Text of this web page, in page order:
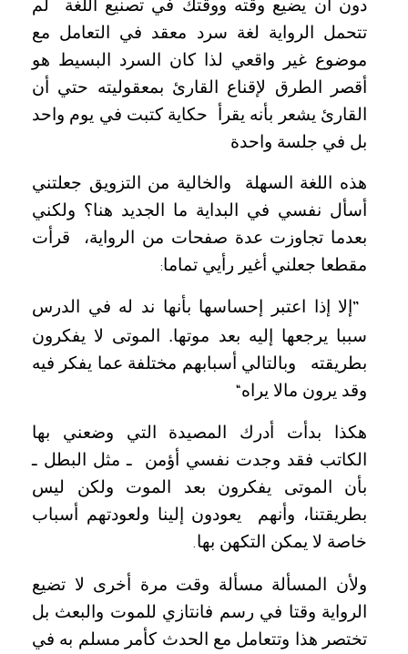
دون أن يضيع وقته ووقتك في تصنيع اللغة
لم
تتحمل الرواية لغة سرد معقد في التعامل مع
موضوع غير واقعي لذا كان السرد البسيط هو
أقصر الطرق لإقناع القارئ بمعقوليته حتي أن
القارئ يشعر بأنه يقرأ
حكاية كتبت في يوم واحد
بل في جلسة واحدة
هذه اللغة السهلة
والخالية من التزويق جعلتني
أسأل نفسي في البداية ما الجديد هنا؟ ولكني
بعدما تجاوزت عدة صفحات من الرواية،
قرأت
مقطعا جعلني أغير رأيي تماما:
”إلا إذا اعتبر إحساسها بأنها ند له في الدرس
سببا يرجعها إليه بعد موتها. الموتى لا يفكرون
بطريقته
وبالتالي أسبابهم مختلفة عما يفكر فيه
وقد يرون مالا يراه“
هكذا بدأت أدرك المصيدة التي وضعني بها
الكاتب فقد وجدت نفسي أؤمن
ـ مثل البطل ـ
بأن الموتى يفكرون بعد الموت ولكن ليس
بطريقتنا، وأنهم
يعودون إلينا ولعودتهم أسباب
خاصة لا يمكن التكهن بها.
ولأن المسألة مسألة وقت مرة أخرى لا تضيع
الرواية وقتا في رسم فانتازي للموت والبعث بل
تختصر هذا وتتعامل مع الحدث كأمر مسلم به في